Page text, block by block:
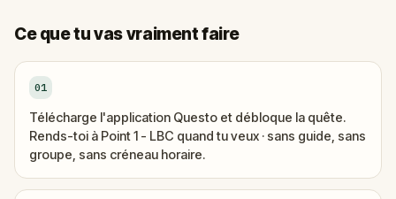
Ce que tu vas vraiment faire
01
Télécharge l'application Questo et débloque la quête.
Rends-toi à Point 1 - LBC quand tu veux · sans guide, sans
groupe, sans créneau horaire.